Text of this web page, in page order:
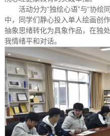
活动分为“独绘心语”与“协绘
中，同学们静心投入单人绘画创
抽象思绪转化为具象作品，在独
我情绪平和对话。